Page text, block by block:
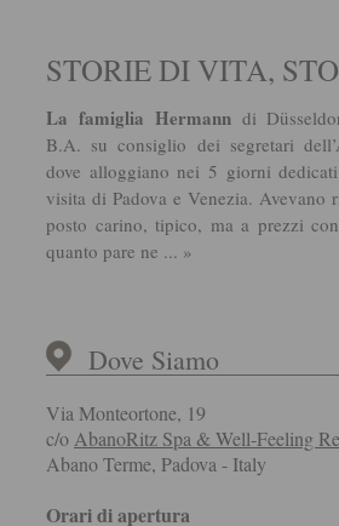
STORIE DI VITA,
La famiglia Hermanndi
B.A. su consiglio dei segretari
dove alloggiano nei 5 giorni
visita di Padova e Venezia. Avevano
posto carino, tipico, ma a prezzi
quanto pare ne ... »
Dove Siamo
Via Monteortone, 19
c/o AbanoRitz Spa & Well-Feeling
Abano Terme, Padova - Italy
Orari di apertura